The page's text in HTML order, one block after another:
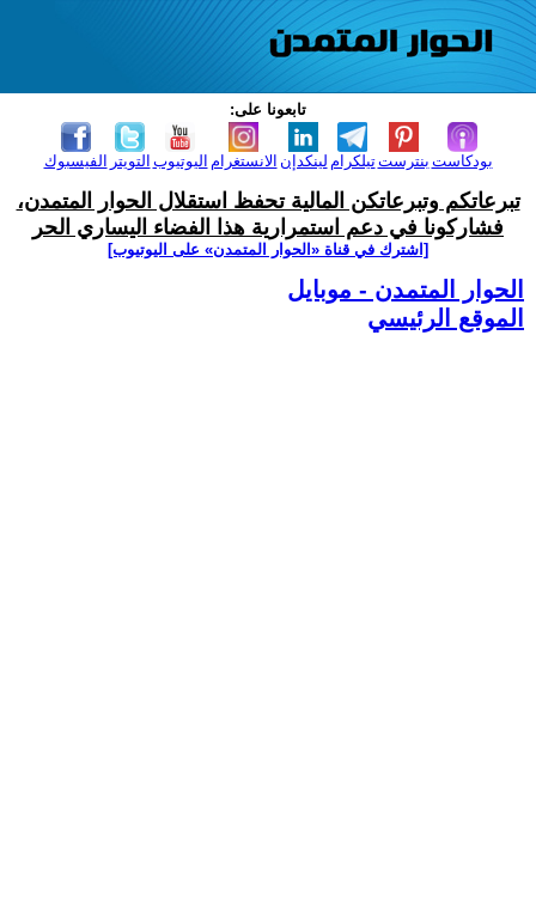
تابعونا على:
الفيسبوك التويتر اليوتيوب الانستغرام لينكدإن تيلكرامبنترست بودكاست
تبرعاتكم وتبرعاتكن المالية تحفظ استقلال الحوار المتمدن،
فشاركونا في دعم استمرارية هذا الفضاء اليساري الحر
[اشترك في قناة ‫«الحوار المتمدن» على اليوتيوب]
الحوار المتمدن - موبايل
الموقع الرئيسي